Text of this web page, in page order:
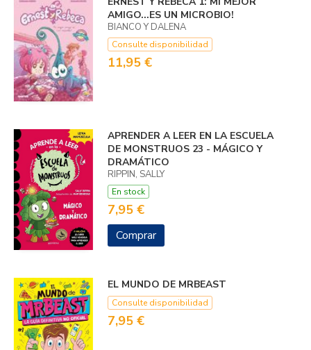
AMIGO...­ES UN MICROBIO!
BIANCO Y DALENA
Consulte disponibilidad
11,95 €
APRENDER A LEER EN LA ESCUELA
DE MONSTRUOS 23 - MÁGICO Y
DRAMÁTICO
RIPPIN, SALLY
En stock
7,95 €
Comprar
EL MUNDO DE MRBEAST
Consulte disponibilidad
7,95 €